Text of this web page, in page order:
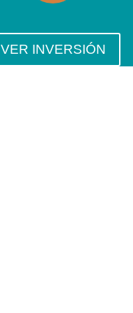
VER INVERSIÓN